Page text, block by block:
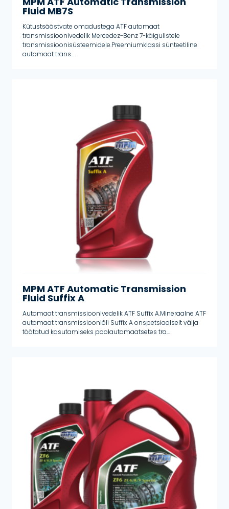
Fluid MB7S
Kütustsäästvate omadustega ATF automaat
transmissioonivedelik Mercedez-Benz 7-käigulistele
transmissioonisüsteemidele.Preemiumklassi sünteetiline
automaat trans...
MPM ATF Automatic Transmission
Fluid Suffix A
Automaat transmissioonivedelik ATF Suffix A.Mineraalne ATF
automaat transmissiooniõli Suffix A onspetsiaalselt välja
töötatud kasutamiseks poolautomaatsetes tra...